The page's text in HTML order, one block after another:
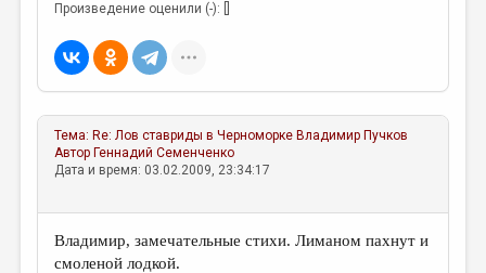
ПУБЛИЦИСТИКА
ЦИКЛЫ ПУБЛИКАЦИЙ
ТРЕДИАКОВСКИЙ
МЕДИА
ВКОНТАКТЕ
Произведение оценили (-): []
Тема: Re: Лов ставриды в Черноморке Владимир Пучков
Автор Геннадий Семенченко
Дата и время: 03.02.2009, 23:34:17
Владимир, замечательные стихи. Лиманом пахнут и
смоленой лодкой.